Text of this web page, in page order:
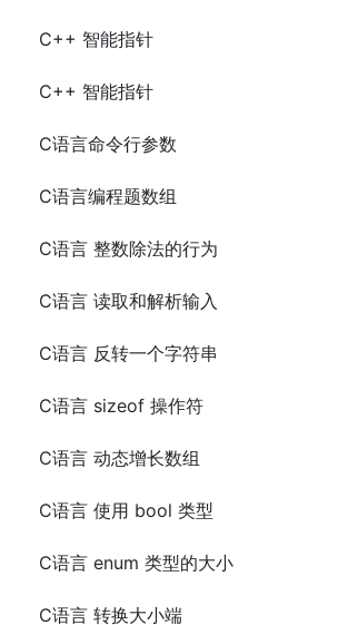
C++ 智能指针
C++ 智能指针
C语言命令行参数
C语言编程题数组
C语言 整数除法的行为
C语言 读取和解析输入
C语言 反转一个字符串
C语言 sizeof 操作符
C语言 动态增长数组
C语言 使用 bool 类型
C语言 enum 类型的大小
C语言 转换大小端